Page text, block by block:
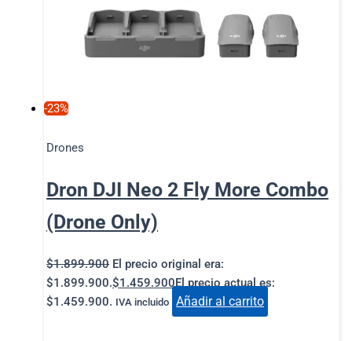
-23%
Drones
Dron DJI Neo 2 Fly More Combo
(Drone Only)
$1.899.900 El precio original era:
$1.899.900.$1.459.900El precio actual es:
$1.459.900. IVA incluido Añadir al carrito